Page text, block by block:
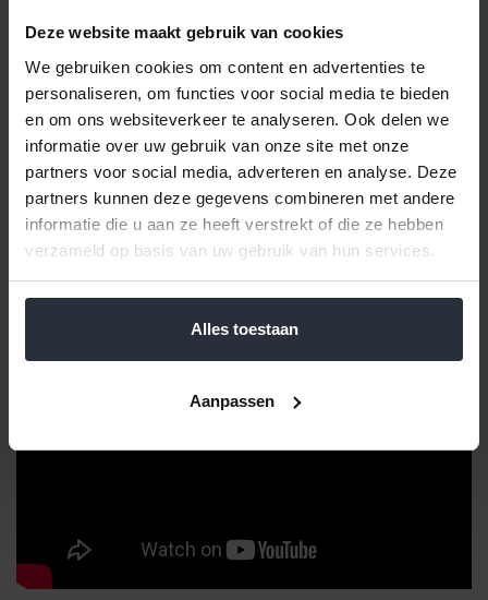
Deze website maakt gebruik van cookies
We gebruiken cookies om content en advertenties te
personaliseren, om functies voor social media te bieden
en om ons websiteverkeer te analyseren. Ook delen we
informatie over uw gebruik van onze site met onze
partners voor social media, adverteren en analyse. Deze
partners kunnen deze gegevens combineren met andere
informatie die u aan ze heeft verstrekt of die ze hebben
verzameld op basis van uw gebruik van hun services.
Alles toestaan
Aanpassen
andere omgevingen waar kleine afvalbakken worden gebruikt.
De combinatie van pasvorm, sterkte en gebruiksgemak maakt
deze vuilniszakken een betrouwbare keuze.
Let op: afvalzak W is de nieuwe variant ter vervanging van
afvalzak B.